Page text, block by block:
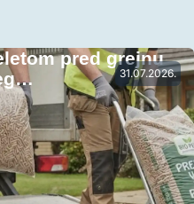
31.07.2026.
pred grejnu